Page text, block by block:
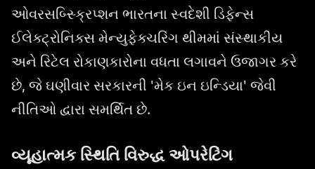
ઓવરસબ્સ્ક્રિપ્શન ભારતના સ્વદેશી ડિફેન્સ
ઈલેક્ટ્રોનિક્સ મેન્યુફેક્ચરિંગ થીમમાં સંસ્થાકીય
અને રિટેલ રોકાણકારોના વધતા લગાવને ઉજાગર કરે
છે, જે ઘણીવાર સરકારની 'મેક ઇન ઇન્ડિયા' જેવી
નીતિઓ દ્વારા સમર્થિત છે.
વ્યૂહાત્મક સ્થિતિ વિરુદ્ધ ઓપરેટિંગ